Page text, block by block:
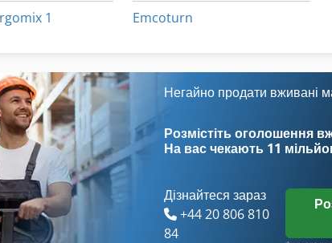
1
Emcoturn
Негайно продати вживані
Розмістіть оголошення
На вас чекають 11
Дізнайтеся зараз
+44 20 806 810
84